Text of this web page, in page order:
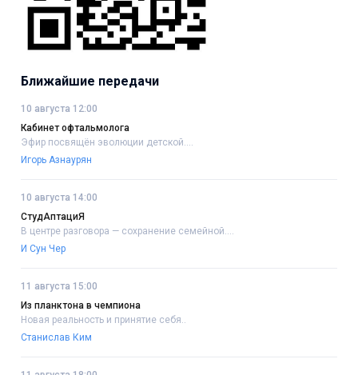
Ближайшие передачи
10 августа 12:00
Кабинет офтальмолога
Эфир посвящён эволюции детской....
Игорь Азнаурян
10 августа 14:00
СтудАптациЯ
В центре разговора — сохранение семейной....
И Сун Чер
11 августа 15:00
Из планктона в чемпиона
Новая реальность и принятие себя..
Станислав Ким